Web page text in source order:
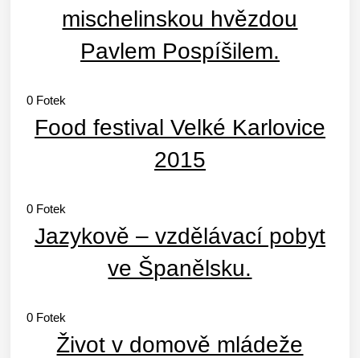
mischelinskou hvězdou
Pavlem Pospíšilem.
0 Fotek
Food festival Velké Karlovice
2015
0 Fotek
Jazykově – vzdělávací pobyt
ve Španělsku.
0 Fotek
Život v domově mládeže